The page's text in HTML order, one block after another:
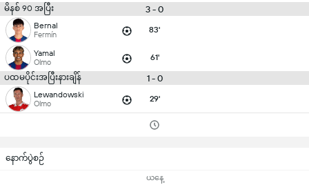
မိနစ် 90 အပြီး 3 - 0
Bernal
Fermín 83'
Yamal
Olmo 61'
ပထမပိုင်းအပြီးနားချိန် 1 - 0
Lewandowski
Olmo 29'
နောက်ပွဲစဉ်
ယနေ့